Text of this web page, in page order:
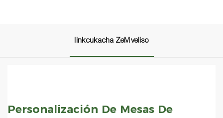
Iinkcukacha ZeMveliso
Personalización De Mesas De